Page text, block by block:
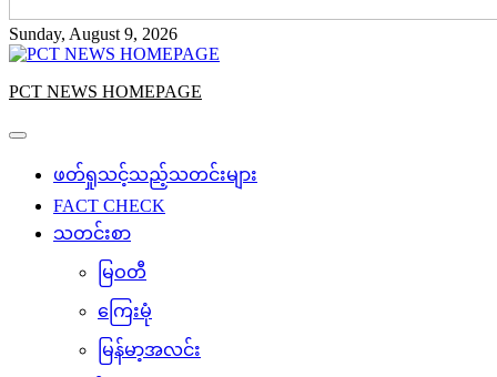
Sunday, August 9, 2026
PCT NEWS HOMEPAGE
ဖတ်ရှုသင့်သည့်သတင်းများ
FACT CHECK
သတင်းစာ
မြဝတီ
ကြေးမုံ
မြန်မာ့အလင်း